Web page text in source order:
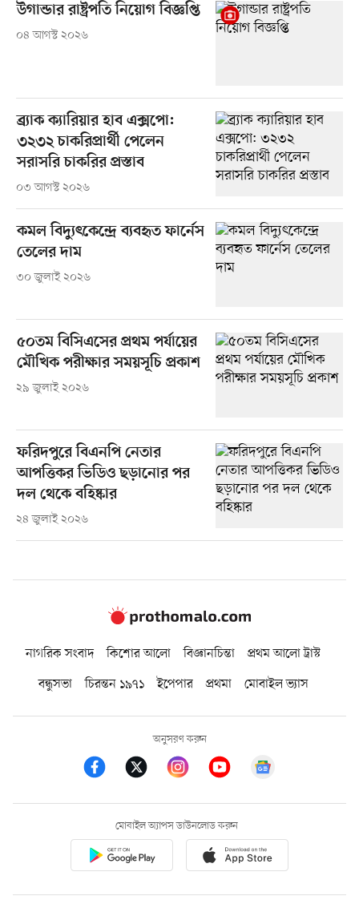
উগান্ডার রাষ্ট্রপতি নিয়োগ বিজ্ঞপ্তি
০৪ আগস্ট ২০২৬
ব্র্যাক ক্যারিয়ার হাব এক্সপো:
৩২৩২ চাকরিপ্রার্থী পেলেন
সরাসরি চাকরির প্রস্তাব
০৩ আগস্ট ২০২৬
কমল বিদ্যুৎকেন্দ্রে ব্যবহৃত ফার্নেস
তেলের দাম
৩০ জুলাই ২০২৬
৫০তম বিসিএসের প্রথম পর্যায়ের
মৌখিক পরীক্ষার সময়সূচি প্রকাশ
২৯ জুলাই ২০২৬
ফরিদপুরে বিএনপি নেতার
আপত্তিকর ভিডিও ছড়ানোর পর
দল থেকে বহিষ্কার
২৪ জুলাই ২০২৬
নাগরিক সংবাদ কিশোর আলো বিজ্ঞানচিন্তা
প্রথম আলো ট্রাস্ট
বন্ধুসভা
চিরন্তন ১৯৭১ ইপেপার প্রথমা মোবাইল ভ্যাস
অনুসরণ করুন
মোবাইল অ্যাপস ডাউনলোড করুন